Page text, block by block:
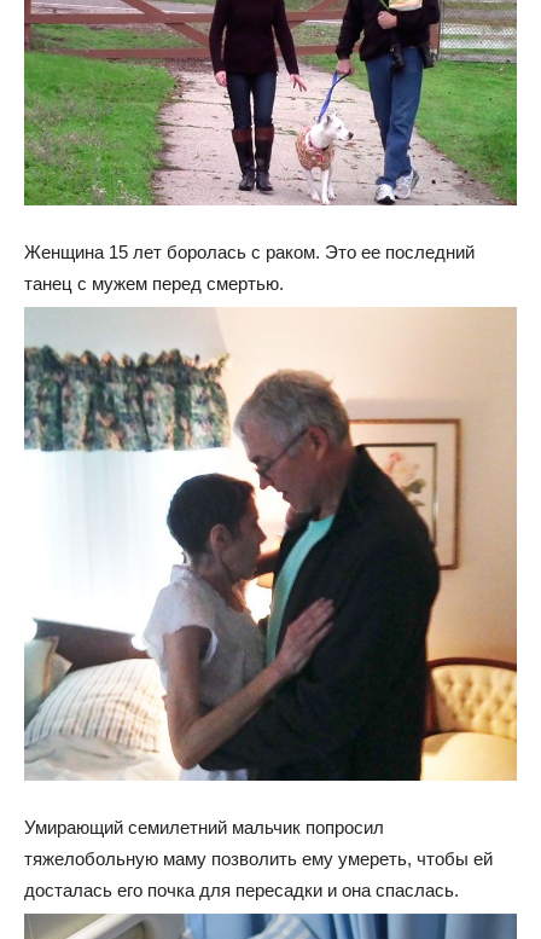
Женщина 15 лет боролась с раком. Это ее последний
танец с мужем перед смертью.
Умирающий семилетний мальчик попросил
тяжелобольную маму позволить ему умереть, чтобы ей
досталась его почка для пересадки и она спаслась.